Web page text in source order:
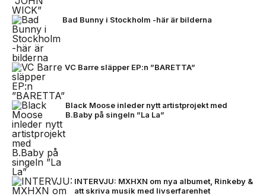
Bad Bunny i Stockholm -här är bilderna
VC Barre släpper EP:n ”BARETTA”
Black Moose inleder nytt artistprojekt med
B.Baby på singeln ”La La”
INTERVJU: MXHXN om nya albumet, Rinkeby &
att skriva musik med livserfarenhet